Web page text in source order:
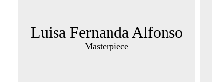
Luisa Fernanda Alfonso
Masterpiece